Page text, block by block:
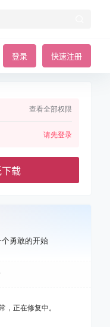
登录 快速注册
查看全部权限
请先登录
载
勇敢的开始
，正在修复中。